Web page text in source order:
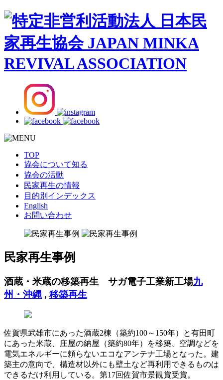
TOP
協会について知る
協会の活動
民家再生の情報
目的別インデックス
English
お問い合わせ
民家再生事例
酒蔵・米蔵の移築再生 サガ電子工業新工場九
州・沖縄 , 移築再生
佐賀県武雄市にあった酒蔵2棟（築約100～150年）と有田町
にあった米蔵、庄屋の納屋（築約80年）を移築、空調などを
電気エネルギーに頼らないエコなアンテナ工場となった。建
築主の意向で、構造材以外にも壁土など再利用できるものは
できるだけ利用している。第17回佐賀市景観賞受賞。